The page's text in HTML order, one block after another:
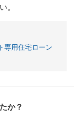
。
専用住宅ローン
か？